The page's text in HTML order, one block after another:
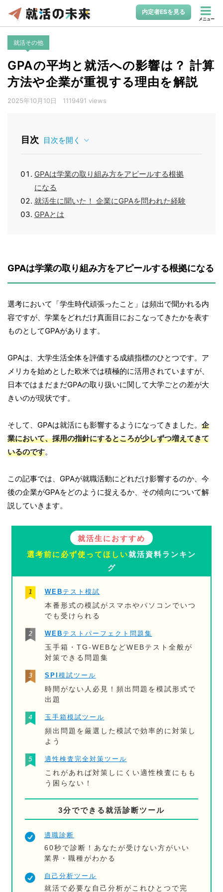
内定者ESを見る
メニュー
就活その他
GPAの平均と就活への影響は？ 計算
方法や企業が重視する理由を解説
2025年10月10日 1119491 views
目次 目次を開く
GPAは学業の取り組み方をアピールする根拠
になる
就活生に聞いた！ 企業にGPAを問われた経験
GPAとは
GPAは学業の取り組み方をアピールする根拠になる
選考において「学生時代頑張ったこと」は頻出で聞かれる内
容ですが、学業をどれだけ真面目におこなってきたかを表す
ものとしてGPAがあります。
GPAは、大学生活全体を評価する成績指標のひとつです。ア
メリカを始めとした欧米では積極的に活用されていますが、
日本ではまだまだGPAの取り扱いに関して大学ごとの差が大
きいのが現状です。
そして、GPAは就活にも影響するようになってきました。 企
業において、採用の指針にするところが少しずつ増えてきて
いるのです。
この記事では、GPAが就職活動にどれだけ影響するのか、今
後の企業がGPAをどのように捉えるか、その傾向について解
説していきます。
就活生におすすめ
選考前に必ず使ってほしい就活資料ランキン
グ
WEBテスト模試
本番形式の模試がスマホやパソコンでいつ
でも受けられる
WEBテストパーフェクト問題集
玉手箱・TG-WEBなどWEBテスト全般が
対策できる問題集
SPI模試ツール
時間がない人必見！頻出問題を模試形式で
出題
玉手箱模試ツール
頻出問題を厳選した模試で効率的に対策し
よう
適性検査完全対策ツール
これがあれば対策しにくい適性検査にもも
う困らない！
3分でできる就活診断ツール
適職診断
60秒で診断！あなたが受けない方がいい
業界・職種がわかる
自己分析ツール
就活で必要な自己分析がこれひとつで完